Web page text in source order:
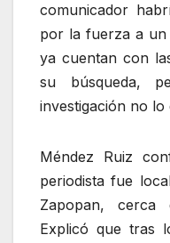
comunicador
por la fuerza a un
ya cuentan con
su búsqueda,
investigación no lo
Méndez Ruiz
periodista fue
Zapopan,
Explicó que tras